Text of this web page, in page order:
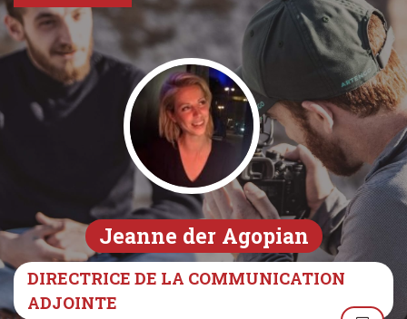
Jeanne der Agopian
DIRECTRICE DE LA COMMUNICATION
ADJOINTE